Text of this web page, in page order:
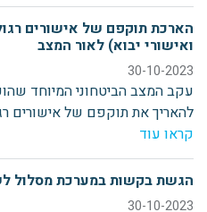
הארכת תוקפם של אישורים
ואישורי יבוא) לאור המצב
30-10-2023
עקב המצב הביטחוני המיוחד
להאריך את תוקפם של אישורים
קראו עוד
הגשת בקשות במערכת מסלול
30-10-2023